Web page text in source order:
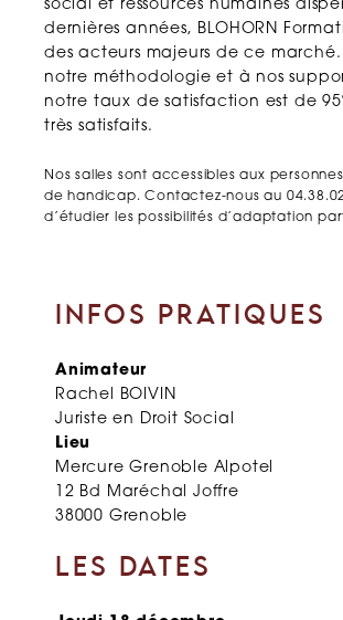
social et ressources humaines
dernières années, BLOHORN
des acteurs majeurs de ce
notre méthodologie et à nos
notre taux de satisfaction est de
très satisfaits.
Nos salles sont accessibles aux
de handicap. Contactez-nous au
d’étudier les possibilités d’adaptation
INFOS PRATIQUES
Animateur
Rachel BOIVIN
Juriste en Droit Social
Lieu
Mercure Grenoble Alpotel
12 Bd Maréchal Joffre
38000 Grenoble
LES DATES